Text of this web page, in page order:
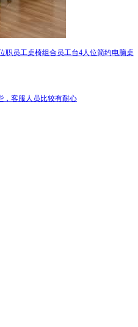
职员工桌椅组合员工台4人位简约电脑桌
，客服人员比较有耐心